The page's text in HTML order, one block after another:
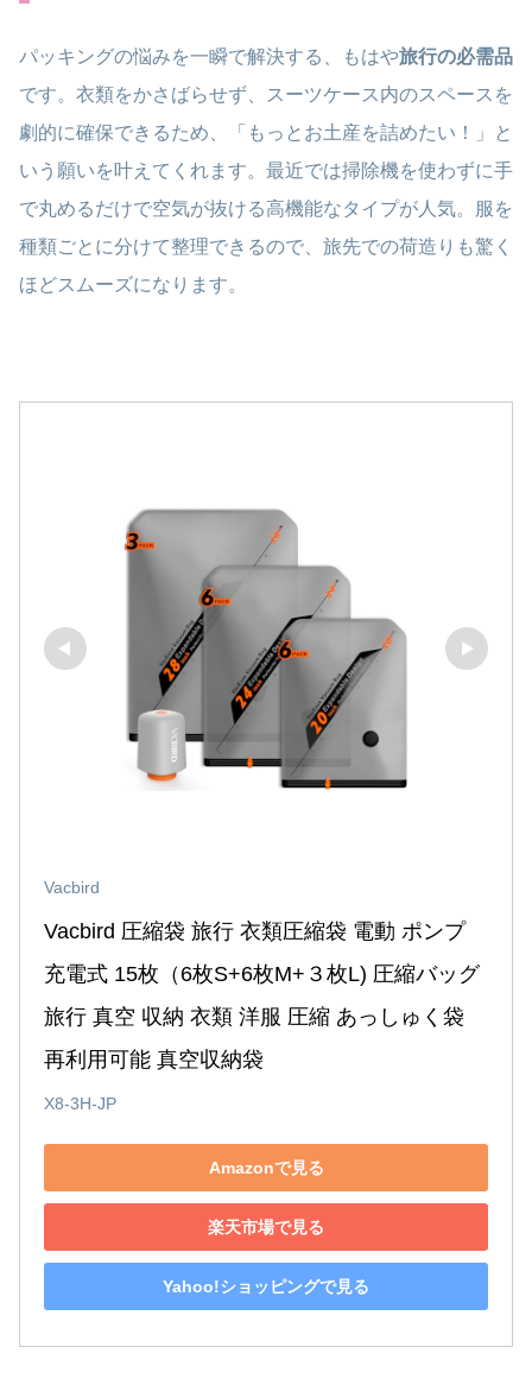
パッキングの悩みを一瞬で解決する、もはや旅行の必需品
です。衣類をかさばらせず、スーツケース内のスペースを
劇的に確保できるため、「もっとお土産を詰めたい！」と
いう願いを叶えてくれます。最近では掃除機を使わずに手
で丸めるだけで空気が抜ける高機能なタイプが人気。服を
種類ごとに分けて整理できるので、旅先での荷造りも驚く
ほどスムーズになります。
Vacbird
Vacbird 圧縮袋 旅行 衣類圧縮袋 電動 ポンプ
充電式 15枚（6枚S+6枚M+３枚L) 圧縮バッグ
旅行 真空 収納 衣類 洋服 圧縮 あっしゅく袋
再利用可能 真空収納袋
X8-3H-JP
Amazonで見る
楽天市場で見る
Yahoo!ショッピングで見る